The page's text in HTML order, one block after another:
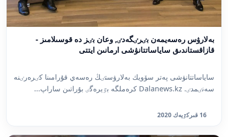
بەلارۋس رەسەيمەن بٸرٸگەدٸ, وعان بٸز دە قوسىلامىز -
قازاقستاندىق ساياساتتانۋشى ارمانىن ايتتى
ساياساتتانۋشى پەتر سۆويك بەلارۋستٸڭ رەسەي قۇرامىنا كٸرەرٸنە
سەنٸمدٸ. Dalanews.kz كرەملگە بٷيرەگٸ بۇراتىن ساراپ...
16 قىركٷيەك 2020